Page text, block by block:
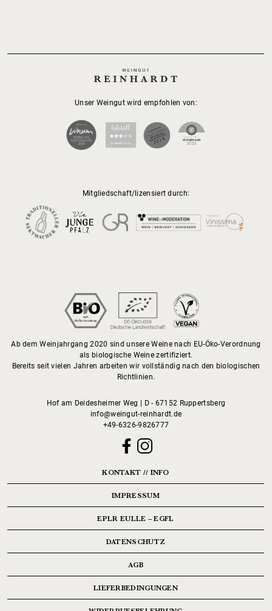
Unser Weingut wird empfohlen von:
Mitgliedschaft/lizensiert durch:
Ab dem Weinjahrgang 2020 sind unsere Weine nach EU-Öko-Verordnung
als biologische Weine zertifiziert.
Bereits seit vielen Jahren arbeiten wir vollständig nach den biologischen
Richtlinien.
Hof am Deidesheimer Weg | D - 67152 Ruppertsberg
info@weingut-reinhardt.de
+49-6326-9826777
KONTAKT // INFO
IMPRESSUM
EPLR EULLE – EGFL
DATENSCHUTZ
AGB
LIEFERBEDINGUNGEN